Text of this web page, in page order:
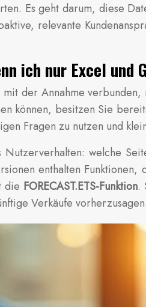
Es geht darum, diese
relevante
ich nur Excel und
der Annahme
können, besitzen Sie
Fragen zu nutzen und
welche
enthalten
die FORECAST.ETS-Funktion.
Verkäufe vorherzusagen.